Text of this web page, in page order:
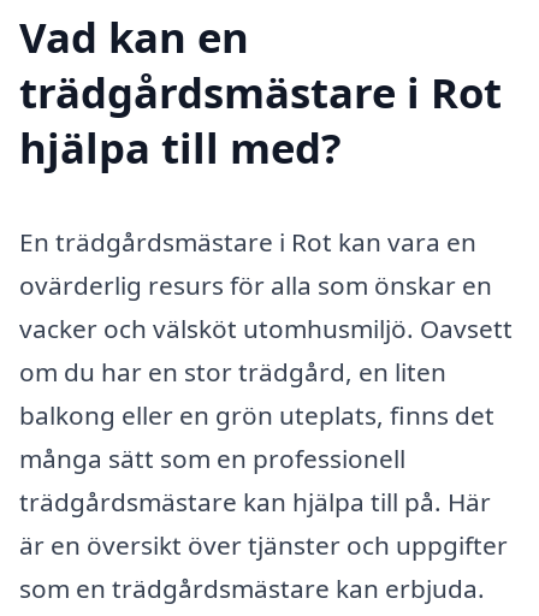
Vad kan en
trädgårdsmästare i Rot
hjälpa till med?
En trädgårdsmästare i Rot kan vara en
ovärderlig resurs för alla som önskar en
vacker och välsköt utomhusmiljö. Oavsett
om du har en stor trädgård, en liten
balkong eller en grön uteplats, finns det
många sätt som en professionell
trädgårdsmästare kan hjälpa till på. Här
är en översikt över tjänster och uppgifter
som en trädgårdsmästare kan erbjuda.